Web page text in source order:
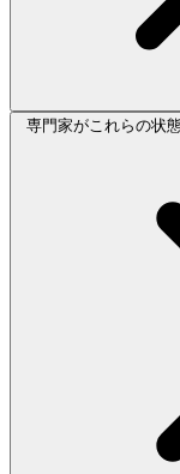
専門家がこれらの状